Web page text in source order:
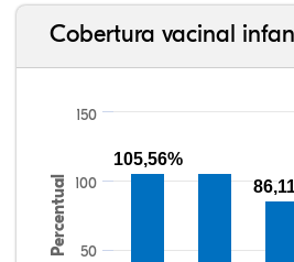
Cobertura vacinal
Percentual 50
100
150
105,56%